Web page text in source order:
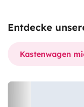
Entdecke
Kastenwagen